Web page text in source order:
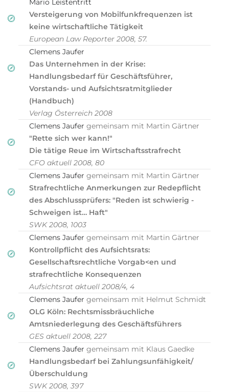
Mario Leistentritt
Versteigerung von Mobilfunkfrequenzen ist
keine wirtschaftliche Tätigkeit
European Law Reporter 2008, 57.
Clemens Jaufer
Das Unternehmen in der Krise:
Handlungsbedarf für Geschäftsführer,
Vorstands- und Aufsichtsratmitglieder
(Handbuch)
Verlag Österreich 2008
Clemens Jaufer gemeinsam mit Martin Gärtner
"Rette sich wer kann!"
Die tätige Reue im Wirtschaftsstrafrecht
CFO aktuell 2008, 80
Clemens Jaufer gemeinsam mit Martin Gärtner
Strafrechtliche Anmerkungen zur Redepflicht
des Abschlussprüfers: "Reden ist schwierig -
Schweigen ist… Haft"
SWK 2008, 1003
Clemens Jaufer gemeinsam mit Martin Gärtner
Kontrollpflicht des Aufsichtsrats:
Gesellschaftsrechtliche Vorgab<en und
strafrechtliche Konsequenzen
Aufsichtsrat aktuell 2008/4, 4
Clemens Jaufer gemeinsam mit Helmut Schmidt
OLG Köln: Rechtsmissbräuchliche
Amtsniederlegung des Geschäftsführers
GES aktuell 2008, 227
Clemens Jaufer gemeinsam mit Klaus Gaedke
Handlungsbedarf bei Zahlungsunfähigkeit/
Überschuldung
SWK 2008, 397